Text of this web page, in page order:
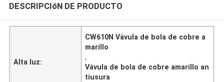
DESCRIPCIóN DE PRODUCTO
Alta luz:
CW610N Vávula de bola de cobre a
marillo
,
Vávula de bola de cobre amarillo an
tiusura